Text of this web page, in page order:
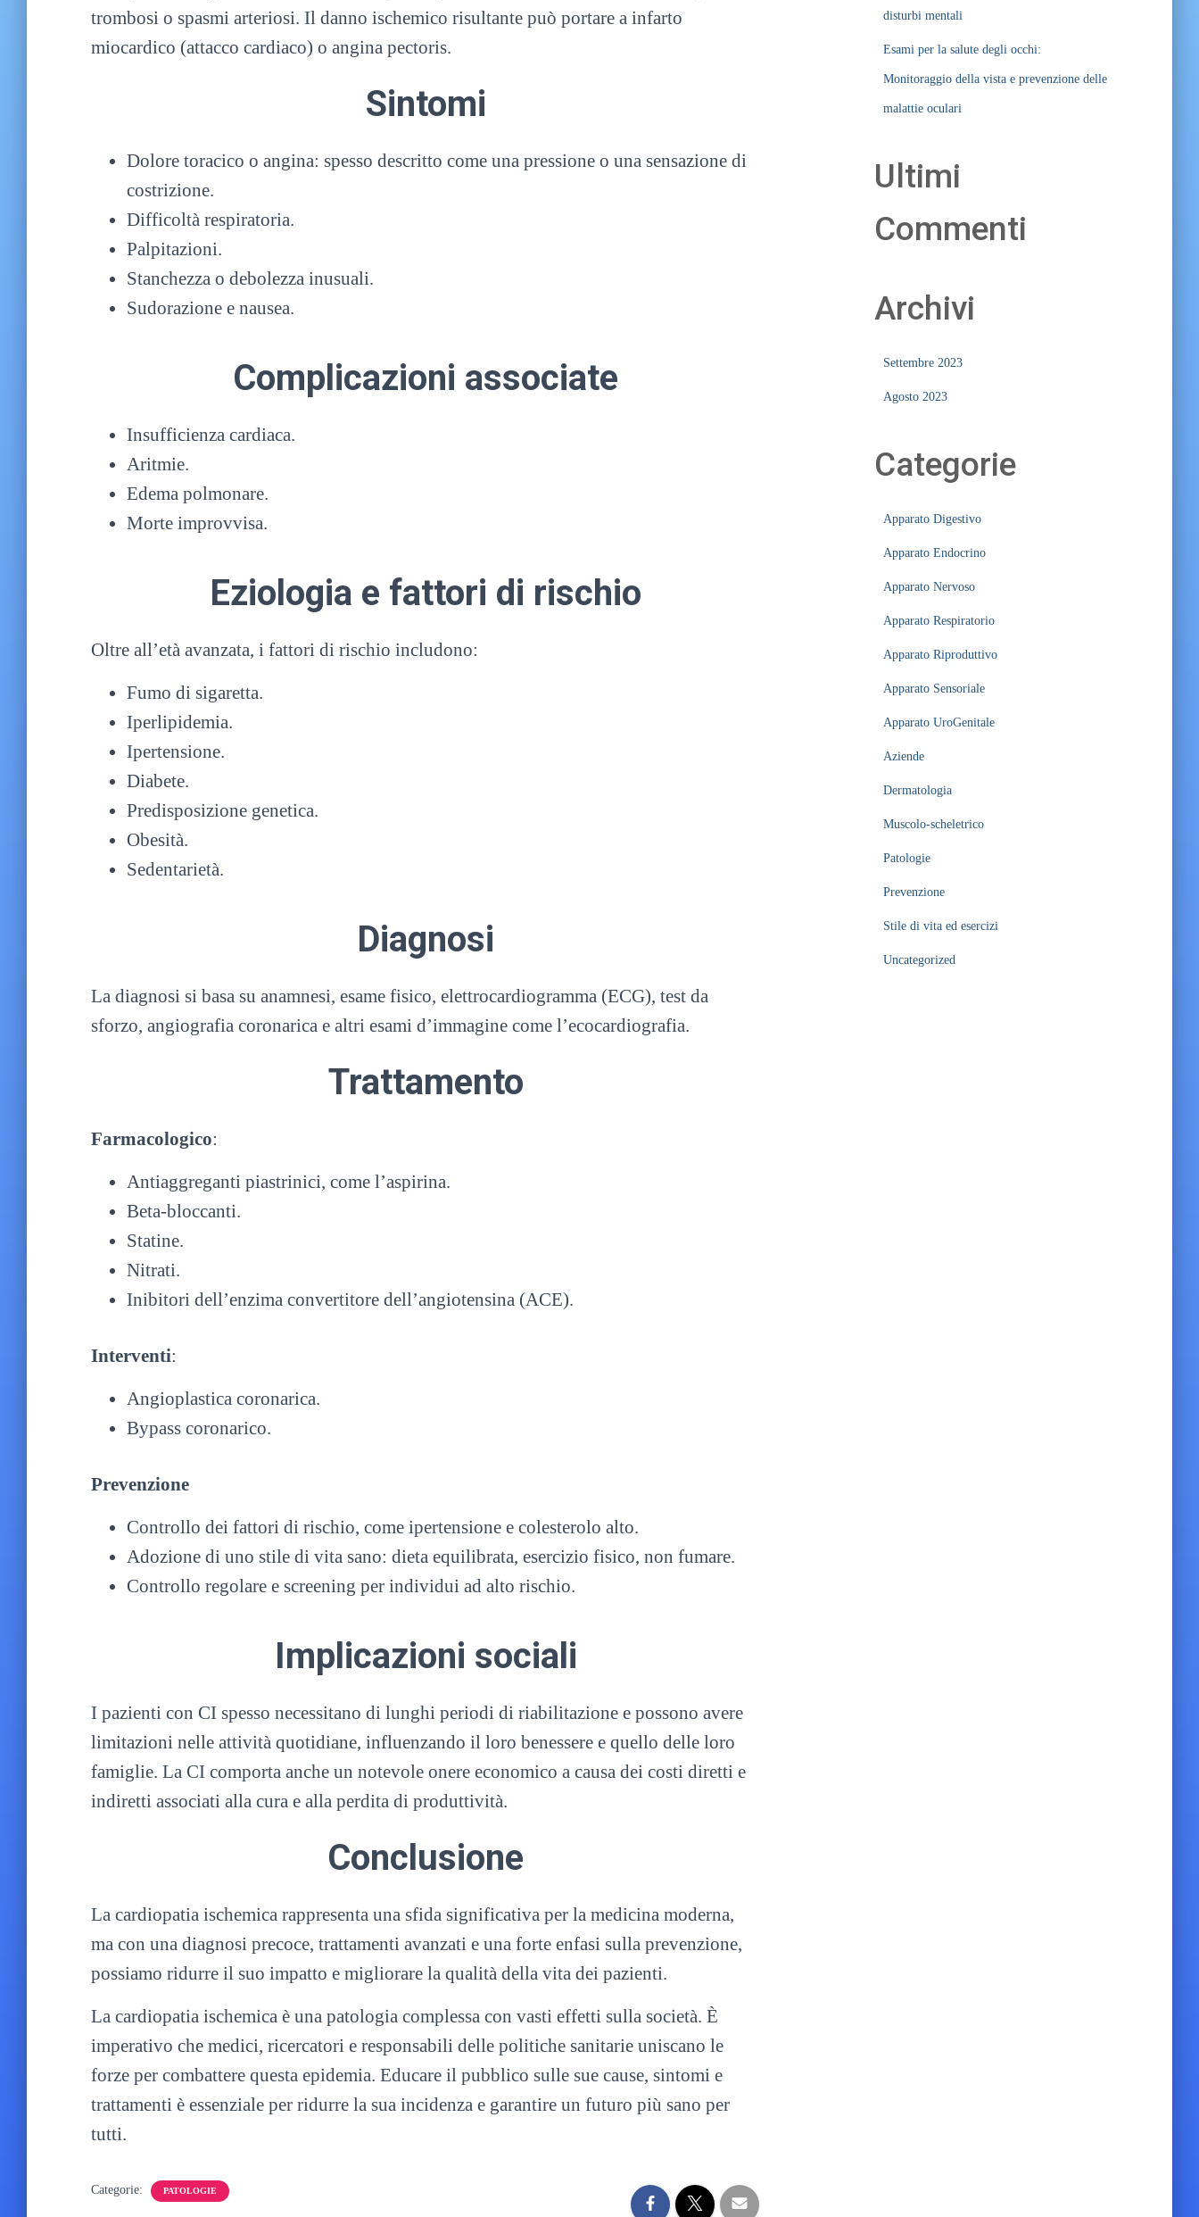
trombosi o spasmi arteriosi. Il danno ischemico risultante può portare a infarto
miocardico (attacco cardiaco) o angina pectoris.
Sintomi
Dolore toracico o angina: spesso descritto come una pressione o una sensazione di
costrizione.
Difficoltà respiratoria.
Palpitazioni.
Stanchezza o debolezza inusuali.
Sudorazione e nausea.
Complicazioni associate
Insufficienza cardiaca.
Aritmie.
Edema polmonare.
Morte improvvisa.
Eziologia e fattori di rischio
Oltre all’età avanzata, i fattori di rischio includono:
Fumo di sigaretta.
Iperlipidemia.
Ipertensione.
Diabete.
Predisposizione genetica.
Obesità.
Sedentarietà.
Diagnosi
La diagnosi si basa su anamnesi, esame fisico, elettrocardiogramma (ECG), test da
sforzo, angiografia coronarica e altri esami d’immagine come l’ecocardiografia.
Trattamento
Farmacologico:
Antiaggreganti piastrinici, come l’aspirina.
Beta-bloccanti.
Statine.
Nitrati.
Inibitori dell’enzima convertitore dell’angiotensina (ACE).
Interventi:
Angioplastica coronarica.
Bypass coronarico.
Prevenzione
Controllo dei fattori di rischio, come ipertensione e colesterolo alto.
Adozione di uno stile di vita sano: dieta equilibrata, esercizio fisico, non fumare.
Controllo regolare e screening per individui ad alto rischio.
Implicazioni sociali
I pazienti con CI spesso necessitano di lunghi periodi di riabilitazione e possono avere
limitazioni nelle attività quotidiane, influenzando il loro benessere e quello delle loro
famiglie. La CI comporta anche un notevole onere economico a causa dei costi diretti e
indiretti associati alla cura e alla perdita di produttività.
Conclusione
La cardiopatia ischemica rappresenta una sfida significativa per la medicina moderna,
ma con una diagnosi precoce, trattamenti avanzati e una forte enfasi sulla prevenzione,
possiamo ridurre il suo impatto e migliorare la qualità della vita dei pazienti.
La cardiopatia ischemica è una patologia complessa con vasti effetti sulla società. È
imperativo che medici, ricercatori e responsabili delle politiche sanitarie uniscano le
forze per combattere questa epidemia. Educare il pubblico sulle sue cause, sintomi e
trattamenti è essenziale per ridurre la sua incidenza e garantire un futuro più sano per
tutti.
Categorie: PATOLOGIE
disturbi mentali
Esami per la salute degli occhi:
Monitoraggio della vista e prevenzione delle
malattie oculari
Ultimi
Commenti
Archivi
Settembre 2023
Agosto 2023
Categorie
Apparato Digestivo
Apparato Endocrino
Apparato Nervoso
Apparato Respiratorio
Apparato Riproduttivo
Apparato Sensoriale
Apparato UroGenitale
Aziende
Dermatologia
Muscolo-scheletrico
Patologie
Prevenzione
Stile di vita ed esercizi
Uncategorized